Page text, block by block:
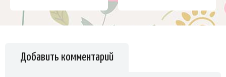
Добавить комментарий